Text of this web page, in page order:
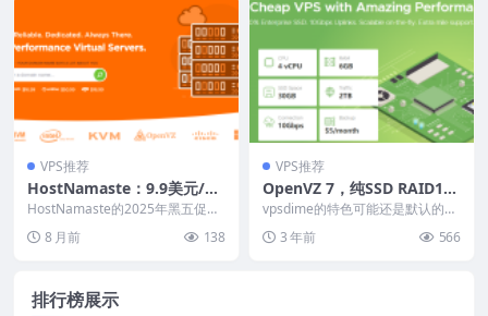
VPS推荐
HostNamaste：9.9美元/
年，法国/加拿大/美国洛杉
矶/达拉斯VPS，虚拟主机5美
元/年，送双倍流量，支持支
HostNamaste的2025年黑五促销
唯一一个...
8 月前 138
VPS推荐
OpenVZ 7，纯SSD RAID1
0，10Gbps带宽，自带一个I
Pv4，多个机房可选
vpsdime的特色可能还是默认的基
宽的...3 年前 566
排行榜展示